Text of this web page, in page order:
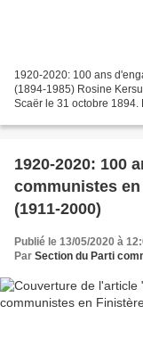
1920-2020: 100 ans
(1894-1985) Rosine
Scaër le 31 octobre
1920-2020: 100
communistes
(1911-2000)
Publié le 13/05/2020 à
Par Section du Parti